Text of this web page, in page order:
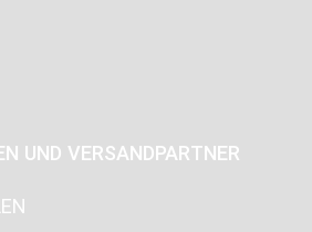
UND VERSANDPARTNER